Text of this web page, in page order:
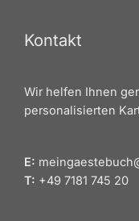
Kontakt
Wir helfen Ihnen
personalisierten
E:
T: +49 7181 745 20